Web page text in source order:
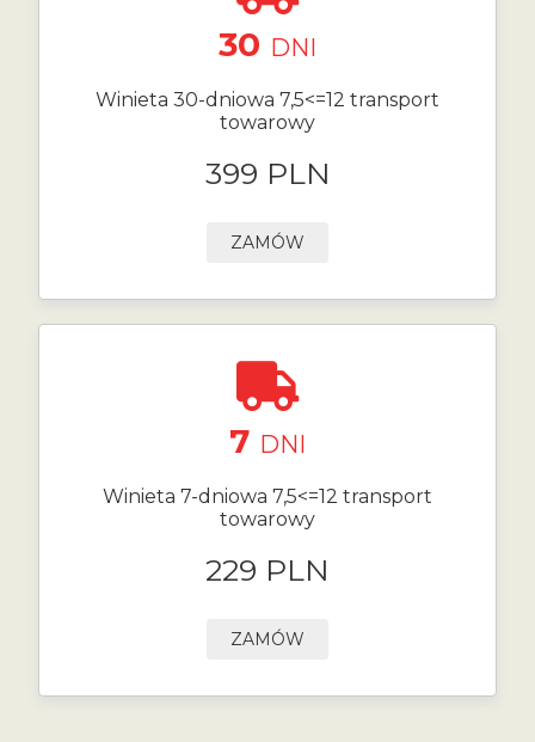
30 DNI
Winieta 30-dniowa 7,5<=12 transport
towarowy
399 PLN
ZAMÓW
7 DNI
Winieta 7-dniowa 7,5<=12 transport
towarowy
229 PLN
ZAMÓW